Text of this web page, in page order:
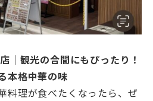
｜観光の合間にもぴったり！
本格中華の味
料理が食べたくなったら、ぜ